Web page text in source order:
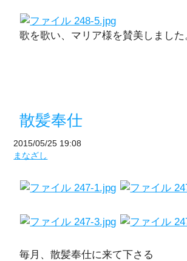
歌を歌い、マリア様を賛美しました
散髪奉仕
2015/05/25 19:08
まなざし
毎月、散髪奉仕に来て下さる